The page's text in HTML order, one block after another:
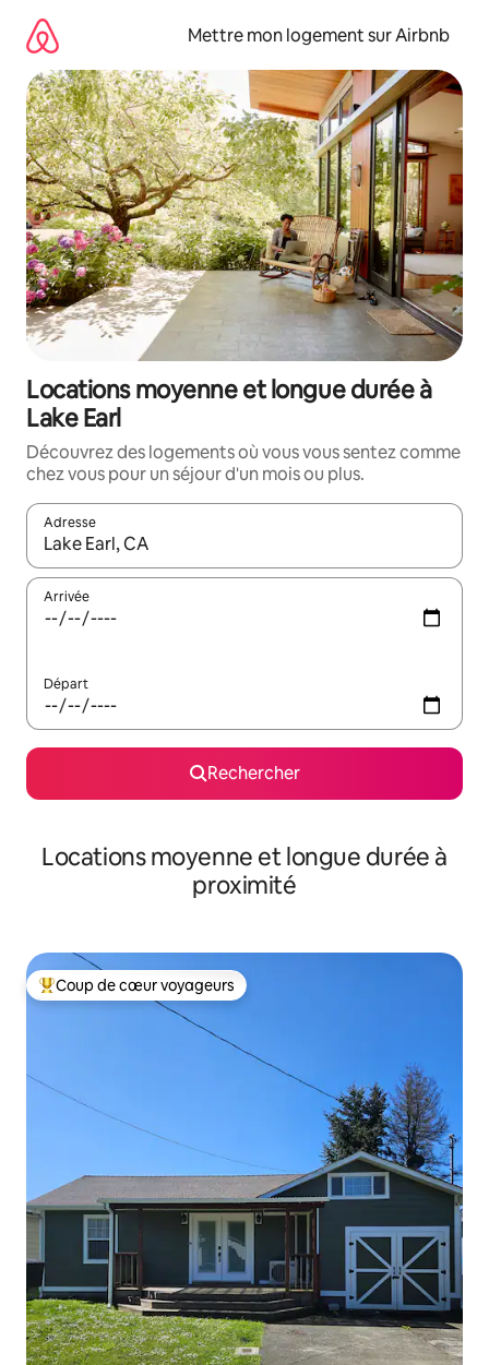
directement
contenu
Mettre mon logement sur Airbnb
Locations moyenne et longue durée à
Lake Earl
Découvrez des logements où vous vous sentez comme
chez vous pour un séjour d'un mois ou plus.
Adresse
Lorsque les résultats s'affichent, utilisez les flèches vers le
Arrivée
Départ
Rechercher
Locations moyenne et longue durée à
proximité
Coups de cœur voyageurs les plus appréciés
Coup de cœur voyageurs